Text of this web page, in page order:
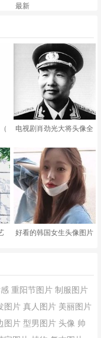
最新
电视剧肖劲光大将头像全
好看的韩国女生头像图片
重阳节图片 制服图片
图片 真人图片 美丽图片
图片 型男图片 头像 帅